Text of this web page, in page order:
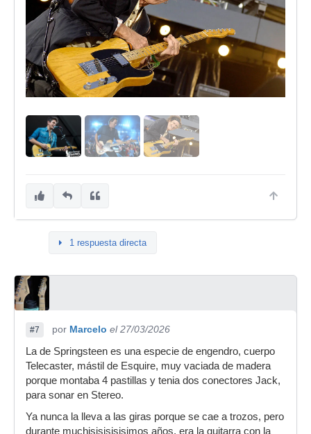
1 respuesta directa
#7 por Marcelo el 27/03/2026
La de Springsteen es una especie de engendro, cuerpo
Telecaster, mástil de Esquire, muy vaciada de madera
porque montaba 4 pastillas y tenia dos conectores Jack,
para sonar en Stereo.
Ya nunca la lleva a las giras porque se cae a trozos, pero
durante muchisisisisisimos años, era la guitarra con la